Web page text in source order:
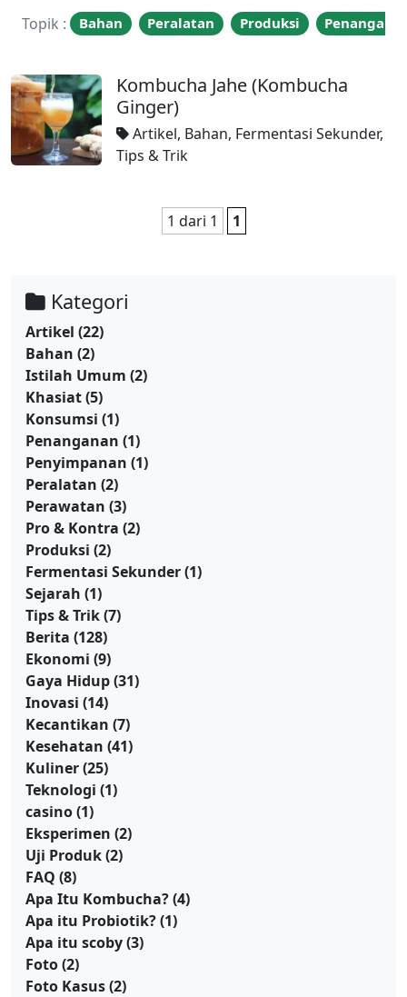
Topik : Bahan Peralatan Produksi
Kombucha Jahe (Kombucha
Ginger)
Artikel, Bahan, Fermentasi Sekunder,
Tips & Trik
1 dari 1 1
Kategori
Artikel (22)
Bahan (2)
Istilah Umum (2)
Khasiat(5)
Konsumsi (1)
Penanganan (1)
Penyimpanan (1)
Peralatan (2)
Perawatan (3)
Pro & Kontra (2)
Produksi (2)
Fermentasi Sekunder(1)
Sejarah (1)
Tips & Trik(7)
Berita (128)
Ekonomi (9)
Gaya Hidup(31)
Inovasi (14)
Kecantikan (7)
Kesehatan (41)
Kuliner(25)
Teknologi (1)
casino(1)
Eksperimen (2)
Uji Produk(2)
FAQ (8)
Apa Itu Kombucha?(4)
Apa itu Probiotik?(1)
Apa itu scoby(3)
Foto(2)
Foto Kasus(2)